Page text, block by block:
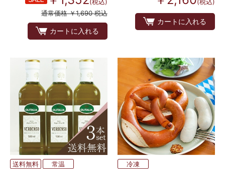
(税込)
通常価格 ￥1,690 税込
カートに入れる
(税込)
カートに入れる
送料無料 常温 冷凍